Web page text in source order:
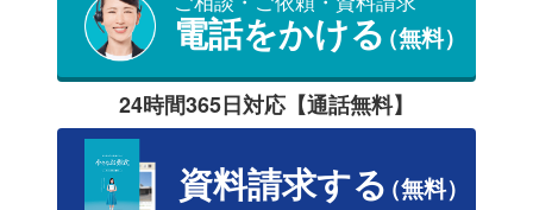
電話をかける（無料）
24時間365日対応【通話無料】
資料請求する（無料）